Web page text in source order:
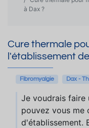
à Dax ?
Cure thermale
l'établissement
Fibromyalgie Dax -
Je voudrais faire
pouvez vous me
d'établissement.